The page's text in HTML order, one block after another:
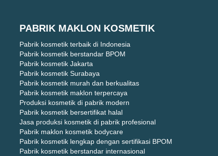
PABRIK MAKLON KOSMETIK
Pabrik kosmetik terbaik di Indonesia
Pabrik kosmetik berstandar BPOM
Pabrik kosmetik Jakarta
Pabrik kosmetik Surabaya
Pabrik kosmetik murah dan berkualitas
Pabrik kosmetik maklon terpercaya
Produksi kosmetik di pabrik modern
Pabrik kosmetik bersertifikat halal
Jasa produksi kosmetik di pabrik profesional
Pabrik maklon kosmetik bodycare
Pabrik kosmetik lengkap dengan sertifikasi BPOM
Pabrik kosmetik berstandar internasional